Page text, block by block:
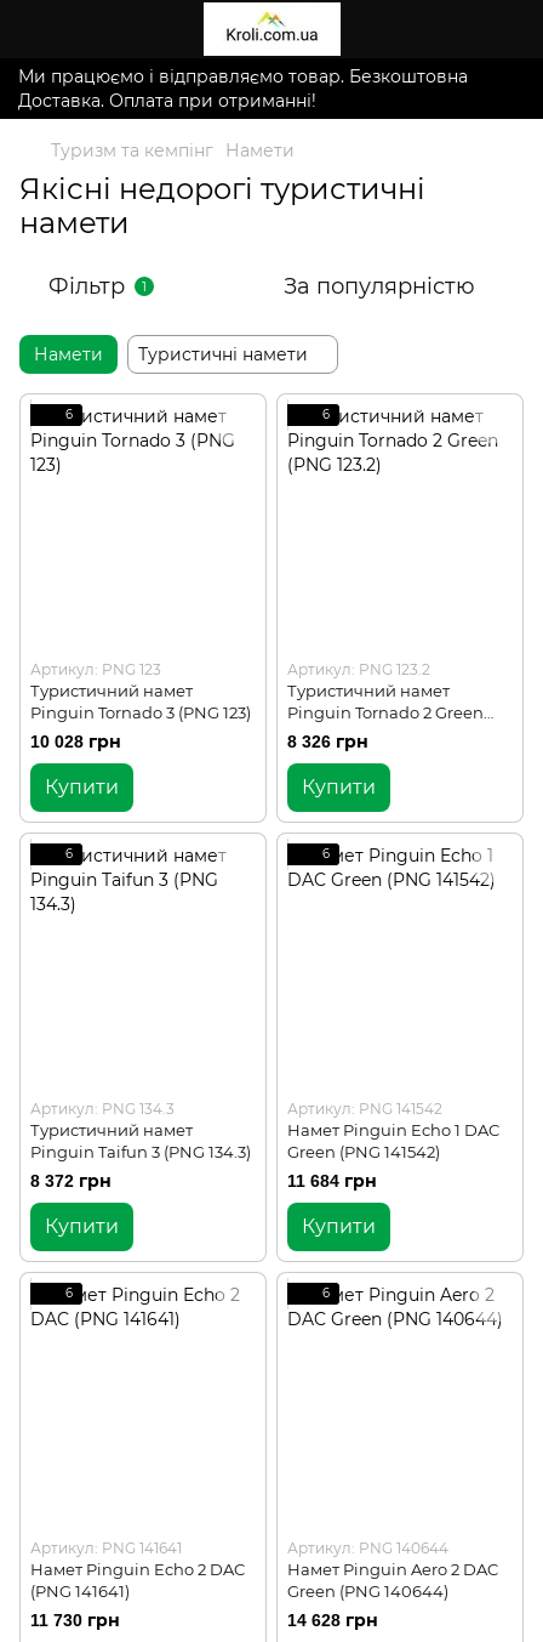
Ми працюємо і відправляємо товар. Безкоштовна
Доставка. Оплата при отриманні!
Туризм та кемпінг Намети
Якісні недорогі туристичні
намети
Фільтр 1 За популярністю
Намети Туристичні намети
6
Артикул: PNG 123
Туристичний намет
Pinguin Tornado 3 (PNG 123)
10 028 грн
Купити
6
Артикул: PNG 123.2
Туристичний намет
Pinguin Tornado 2 Green
(PNG 123.2)
8 326 грн
Купити
6
Артикул: PNG 134.3
Туристичний намет
Pinguin Taifun 3 (PNG 134.3)
8 372 грн
Купити
6
Артикул: PNG 141542
Намет Pinguin Echo 1 DAC
Green (PNG 141542)
11 684 грн
Купити
6
Артикул: PNG 141641
Намет Pinguin Echo 2 DAC
(PNG 141641)
11 730 грн
6
Артикул: PNG 140644
Намет Pinguin Aero 2 DAC
Green (PNG 140644)
14 628 грн